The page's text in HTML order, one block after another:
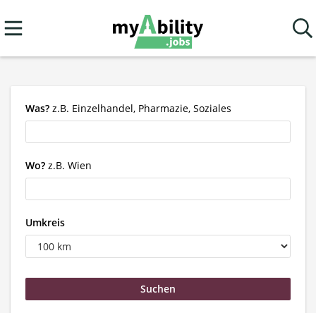
Was? z.B. Einzelhandel, Pharmazie, Soziales
Wo? z.B. Wien
Umkreis